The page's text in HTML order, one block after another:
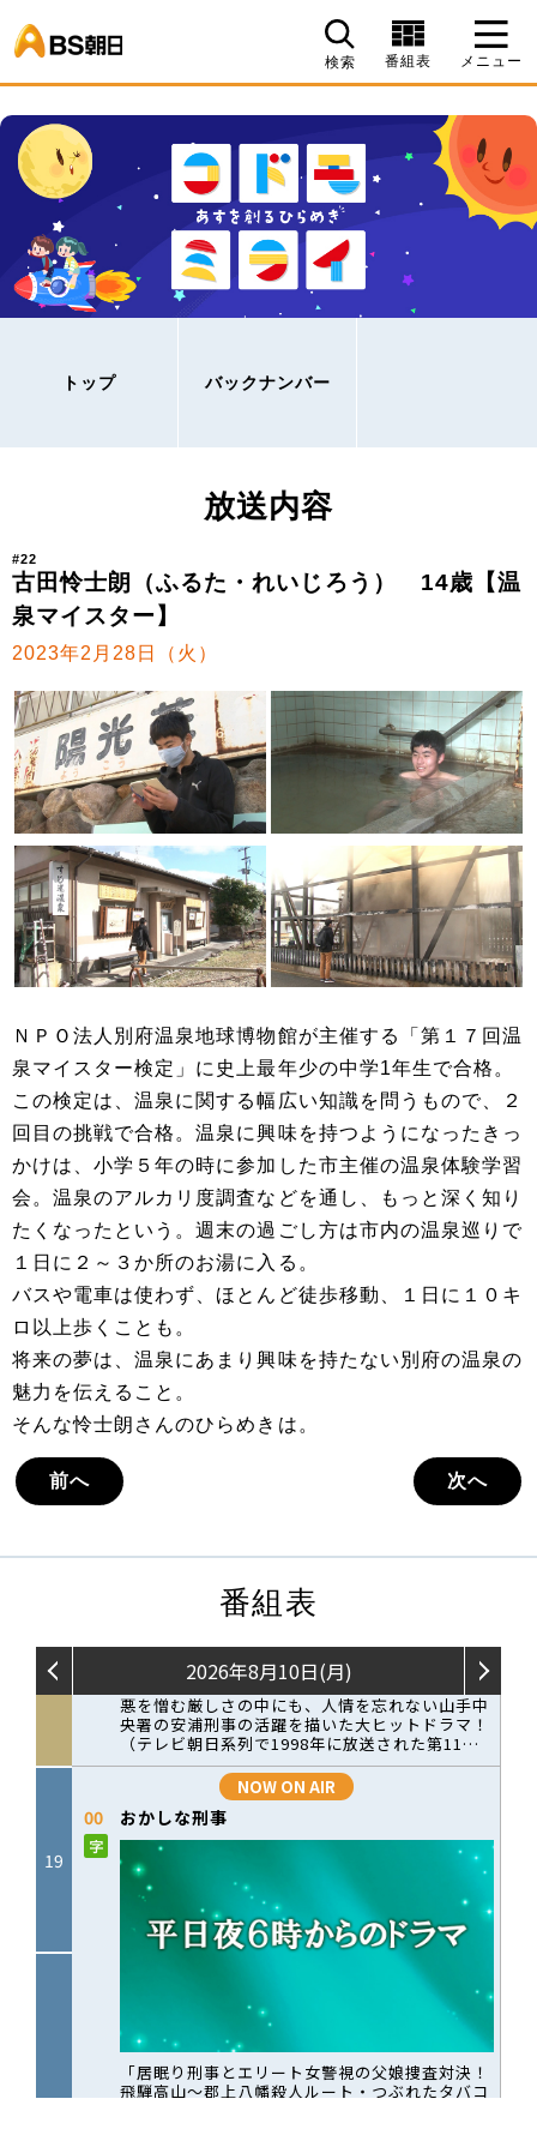
検索 番組表 メニュー
トップ バックナンバー
放送内容
#22
古田怜士朗（ふるた・れいじろう） 14歳【温
泉マイスター】
2023年2月28日（火）
ＮＰＯ法人別府温泉地球博物館が主催する「第１７回温
泉マイスター検定」に史上最年少の中学1年生で合格。
この検定は、温泉に関する幅広い知識を問うもので、２
回目の挑戦で合格。温泉に興味を持つようになったきっ
かけは、小学５年の時に参加した市主催の温泉体験学習
会。温泉のアルカリ度調査などを通し、もっと深く知り
たくなったという。週末の過ごし方は市内の温泉巡りで
１日に２～３か所のお湯に入る。
バスや電車は使わず、ほとんど徒歩移動、１日に１０キ
ロ以上歩くことも。
将来の夢は、温泉にあまり興味を持たない別府の温泉の
魅力を伝えること。
そんな怜士朗さんのひらめきは。
前へ 次へ
番組表